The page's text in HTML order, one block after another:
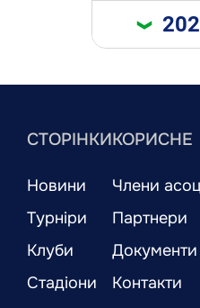
СТОРІНКИ
Новини
Турніри
Клуби
Стадіони
КОРИСНЕ
Члени
Партнери
Документи
Контакти